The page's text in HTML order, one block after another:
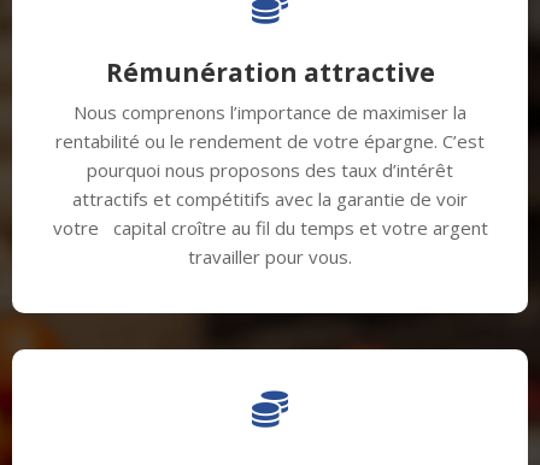
Rémunération attractive
Nous comprenons l’importance de maximiser la
rentabilité ou le rendement de votre épargne. C’est
pourquoi nous proposons des taux d’intérêt
attractifs et compétitifs avec la garantie de voir
votre capital croître au fil du temps et votre argent
travailler pour vous.
